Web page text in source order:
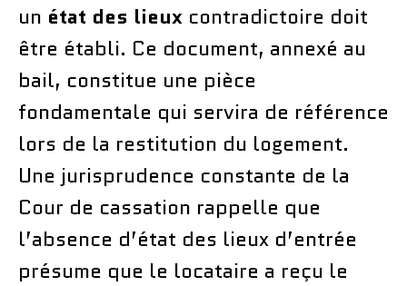
un état des lieux contradictoire doit
être établi. Ce document, annexé au
bail, constitue une pièce
fondamentale qui servira de référence
lors de la restitution du logement.
Une jurisprudence constante de la
Cour de cassation rappelle que
l’absence d’état des lieux d’entrée
présume que le locataire a reçu le